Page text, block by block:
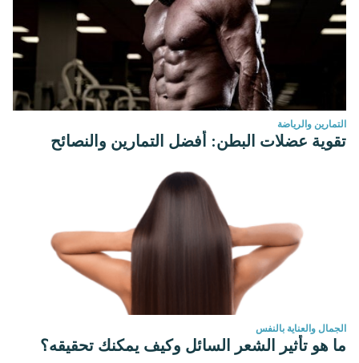
التمارين والرياضة
تقوية عضلات البطن: أفضل التمارين والنصائح
الجمال والعناية بالنفس
ما هو تأثير الشعر السائل وكيف يمكنك تحقيقه؟